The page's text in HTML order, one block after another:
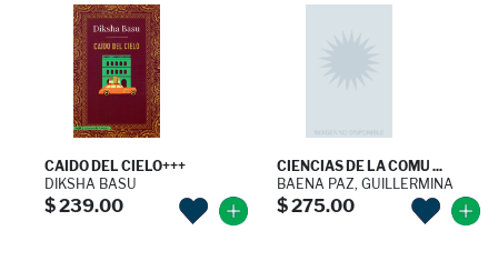
CAIDO DEL CIELO+++
DIKSHA BASU
$ 239.00
CIENCIAS DE LA COMU ...
BAENA PAZ, GUILLERMINA
$ 275.00